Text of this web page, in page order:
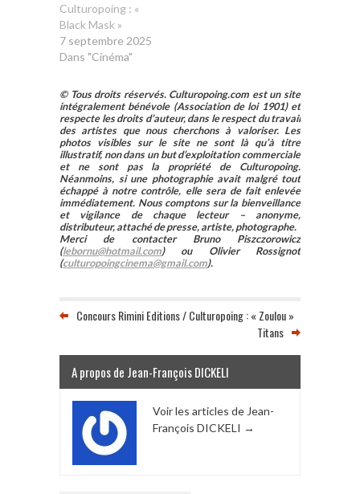
Culturopoing : «
Black Mask »
7 septembre 2025
Dans "Cinéma"
© Tous droits réservés. Culturopoing.com est un site
intégralement bénévole (Association de loi 1901) et
respecte les droits d’auteur, dans le respect du travail
des artistes que nous cherchons à valoriser. Les
photos visibles sur le site ne sont là qu’à titre
illustratif, non dans un but d’exploitation commerciale
et ne sont pas la propriété de Culturopoing.
Néanmoins, si une photographie avait malgré tout
échappé à notre contrôle, elle sera de fait enlevée
immédiatement. Nous comptons sur la bienveillance
et vigilance de chaque lecteur – anonyme,
distributeur, attaché de presse, artiste, photographe.
Merci de contacter Bruno Piszczorowicz
(lebornu@hotmail.com) ou Olivier Rossignot
(culturopoingcinema@gmail.com).
Concours Rimini Editions / Culturopoing : « Zoulou »
Titans
A propos de Jean-François DICKELI
Voir les articles de Jean-
François DICKELI →